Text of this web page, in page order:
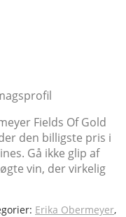
Fields Of Gold
den billigste pris i
Gå ikke glip af
vin, der virkelig
Erika Obermeyer,